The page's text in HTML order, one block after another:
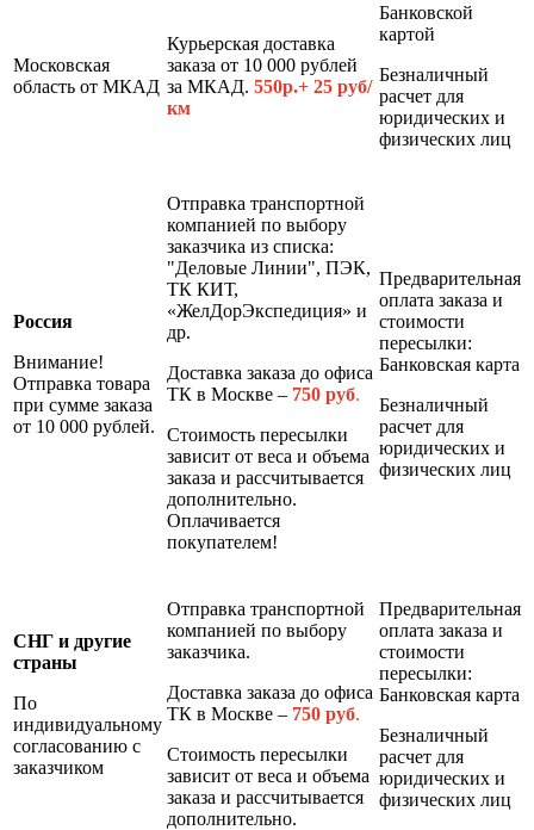
Московская
область от МКАД
Курьерская доставка
заказа от 10 000 рублей
за МКАД. 550р.+ 25 руб/
км
Банковской
картой
Безналичный
расчет для
юридических и
физических лиц
Россия
Внимание!
Отправка товара
при сумме заказа
от 10 000 рублей.
Отправка транспортной
компанией по выбору
заказчика из списка:
"Деловые Линии", ПЭК,
ТК КИТ,
«ЖелДорЭкспедиция» и
др.
Доставка заказа до офиса
ТК в Москве – 750 руб.
Стоимость пересылки
зависит от веса и объема
заказа и рассчитывается
дополнительно.
Оплачивается
покупателем!
Предварительная
оплата заказа и
стоимости
пересылки:
Банковская карта
Безналичный
расчет для
юридических и
физических лиц
СНГ и другие
страны
По
индивидуальному
согласованию с
заказчиком
Отправка транспортной
компанией по выбору
заказчика.
Доставка заказа до офиса
ТК в Москве – 750 руб.
Стоимость пересылки
зависит от веса и объема
заказа и рассчитывается
дополнительно.
Предварительная
оплата заказа и
стоимости
пересылки:
Банковская карта
Безналичный
расчет для
юридических и
физических лиц